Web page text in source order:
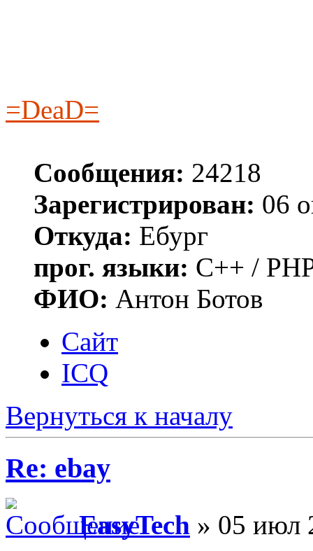
=DeaD=
Сообщения: 24218
Зарегистрирован: 06
Откуда: Ебург
прог. языки: C++ /
ФИО: Антон Ботов
Сайт
ICQ
Вернуться к началу
Re: ebay
EasyTech » 05 июл